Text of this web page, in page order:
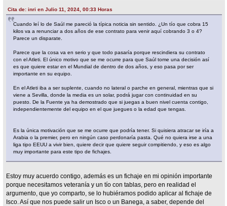
Cita de: inri en Julio 11, 2024, 00:33 Horas
Cuando leí lo de Saúl me pareció la típica noticia sin sentido. ¿Un tío que cobra 15
kilos va a renunciar a dos años de ese contrato para venir aquí cobrando 3 o 4?
Parece un disparate.
Parece que la cosa va en serio y que todo pasaría porque rescindiera su contrato
con el Atleti. El único motivo que se me ocurre para que Saúl tome una decisión así
es que quiere estar en el Mundial de dentro de dos años, y eso pasa por ser
importante en su equipo.
En el Atleti iba a ser suplente, cuando no lateral o parche en general, mientras que si
viene a Sevilla, donde la media es un solar, podrá jugar con continuidad en su
puesto. De la Fuente ya ha demostrado que si juegas a buen nivel cuenta contigo,
independientemente del equipo en el que juegues o la edad que tengas.
Es la única motivación que se me ocurre que podría tener. Si quisiera atracar se iría a
Arabia o la premier, pero en ningún caso perdonaría pasta. Qué no quiera irse a una
liga tipo EEUU a vivir bien, quiere decir que quiere seguir compitiendo, y eso es algo
muy importante para este tipo de fichajes.
Estoy muy acuerdo contigo, además es un fichaje en mi opinión importante
porque necesitamos veteranía y un tío con tablas, pero en realidad el
argumento, que yo comparto, se lo hubiéramos podido aplicar al fichaje de
Isco. Así que nos puede salir un Isco o un Banega, a saber, depende del